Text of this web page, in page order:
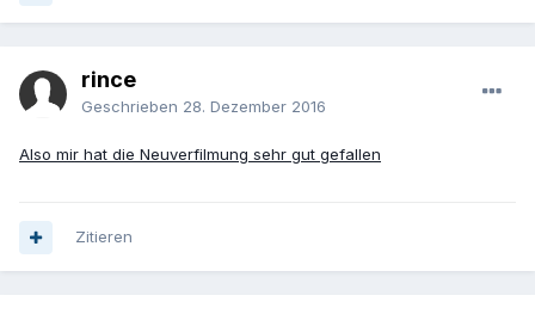
rince
Geschrieben 28. Dezember 2016
Also mir hat die Neuverfilmung sehr gut gefallen
Zitieren